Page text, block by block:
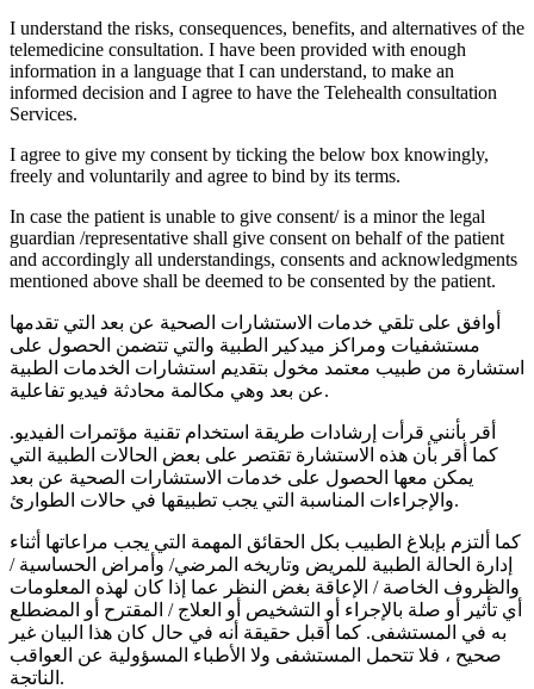
I understand the risks, consequences, benefits, and alternatives of the
telemedicine consultation. I have been provided with enough
information in a language that I can understand, to make an
informed decision and I agree to have the Telehealth consultation
Services.
I agree to give my consent by ticking the below box knowingly,
freely and voluntarily and agree to bind by its terms.
In case the patient is unable to give consent/ is a minor the legal
guardian /representative shall give consent on behalf of the patient
and accordingly all understandings, consents and acknowledgments
mentioned above shall be deemed to be consented by the patient.
أوافق على تلقي خدمات الاستشارات الصحية عن بعد التي تقدمها
مستشفيات ومراكز ميدكير الطبية والتي تتضمن الحصول على
استشارة من طبيب معتمد مخول بتقديم استشارات الخدمات الطبية
عن بعد وهي مكالمة محادثة فيديو تفاعلية.
أقر بأنني قرأت إرشادات طريقة استخدام تقنية مؤتمرات الفيديو.
كما أقر بأن هذه الاستشارة تقتصر على بعض الحالات الطبية التي
يمكن معها الحصول على خدمات الاستشارات الصحية عن بعد
والإجراءات المناسبة التي يجب تطبيقها في حالات الطوارئ.
كما ألتزم بإبلاغ الطبيب بكل الحقائق المهمة التي يجب مراعاتها أثناء
إدارة الحالة الطبية للمريض وتاريخه المرضي/ وأمراض الحساسية /
والظروف الخاصة / الإعاقة بغض النظر عما إذا كان لهذه المعلومات
أي تأثير أو صلة بالإجراء أو التشخيص أو العلاج / المقترح أو المضطلع
به في المستشفى. كما أقبل حقيقة أنه في حال كان هذا البيان غير
صحيح ، فلا تتحمل المستشفى ولا الأطباء المسؤولية عن العواقب
الناتجة.